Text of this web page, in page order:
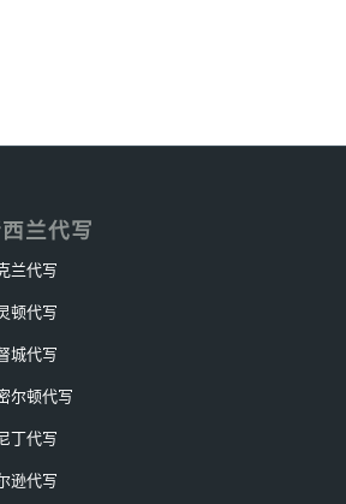
兰代写
兰代写
顿代写
城代写
尔顿代写
丁代写
逊代写